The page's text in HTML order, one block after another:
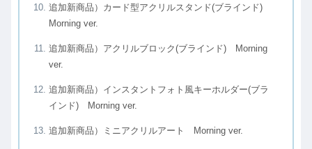
追加新商品）カード型アクリルスタンド(ブラインド)
Morning ver.
追加新商品）アクリルブロック(ブラインド) Morning
ver.
追加新商品）インスタントフォト風キーホルダー(ブラ
インド) Morning ver.
追加新商品）ミニアクリルアート Morning ver.